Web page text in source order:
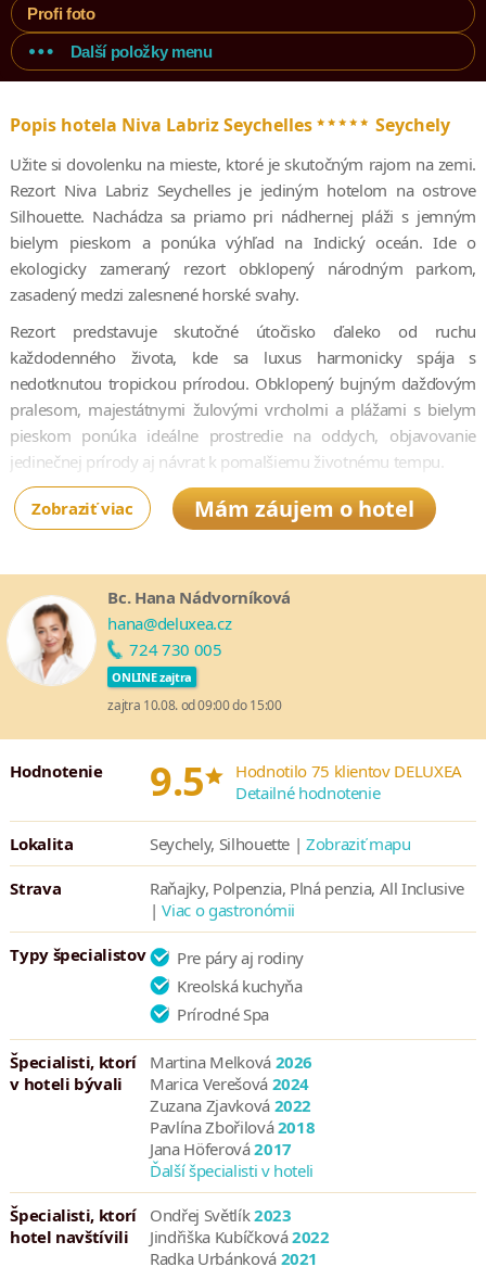
Profi foto
Další položky menu
Popis hotela Niva Labriz Seychelles***** Seychely
Užite si dovolenku na mieste, ktoré je skutočným rajom na zemi.
Rezort Niva Labriz Seychelles je jediným hotelom na ostrove
Silhouette. Nachádza sa priamo pri nádhernej pláži s jemným
bielym pieskom a ponúka výhľad na Indický oceán. Ide o
ekologicky zameraný rezort obklopený národným parkom,
zasadený medzi zalesnené horské svahy.
Rezort predstavuje skutočné útočisko ďaleko od ruchu
každodenného života, kde sa luxus harmonicky spája s
nedotknutou tropickou prírodou. Obklopený bujným dažďovým
pralesom, majestátnymi žulovými vrcholmi a plážami s bielym
pieskom ponúka ideálne prostredie na oddych, objavovanie
jedinečnej prírody aj návrat k pomalšiemu životnému tempu.
Ubytovanie je zabezpečené v 110 priestranných vilách, ktoré sú
citlivo zasadené do tropickej vegetácie alebo sa nachádzajú
dokonalý gastronomický zážitok sa postará 8 reštaurácií a barov.
Súčasťou rezortu je aj fitnescentrum, tenisové kurty a wellness
centrum. Najmenší hostia si užijú množstvo zábavy v detskom
klube Jungle Fun Kids Club.
Zobraziť viac Mám záujem o hotel
Bc. Hana Nádvorníková
hana@deluxea.cz
724 730 005
ONLINE zajtra
zajtra 10.08. od 09:00 do 15:00
Hodnotenie 9.5* Hodnotilo 75 klientov DELUXEA
Detailné hodnotenie
Lokalita Seychely, Silhouette |Zobraziť mapu
Strava
Raňajky, Polpenzia, Plná penzia, All Inclusive
|Viac o gastronómii
Typy špecialistov
Pre páry aj rodiny
Kreolská kuchyňa
Prírodné Spa
Špecialisti, ktorí
v hoteli bývali
Martina Melková 2026
Marica Verešová 2024
Zuzana Zjavková 2022
Pavlína Zbořilová2018
Jana Höferová2017
Ďalší špecialisti v hoteli
Špecialisti, ktorí
hotel navštívili
Ondřej Světlík2023
Jindřiška Kubíčková2022
Radka Urbánková 2021